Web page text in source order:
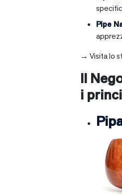
Pipe
→ Visita lo
Il
i